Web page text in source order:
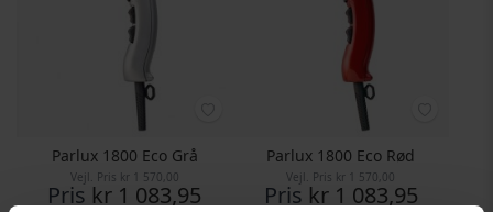
Parlux 1800 Eco Grå
Vejl. Pris kr 1 570,00
Pris kr 1 083,95
Parlux 1800 Eco Rød
Vejl. Pris kr 1 570,00
Pris kr 1 083,95